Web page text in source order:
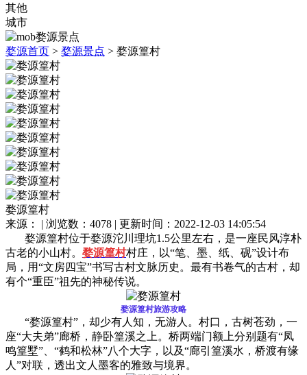
其他
城市
婺源首页 > 婺源景点 > 婺源篁村
婺源篁村
来源： | 浏览数：4078 | 更新时间：2022-12-03 14:05:54
婺源篁村位于婺源沱川理坑1.5公里左右，是一座民风淳朴
古老的小山村。 婺源篁村村庄，以“笔、墨、纸、砚”设计布
局，用“文房四宝”书写古村文脉历史。最有书卷气的古村，却
有个“重臣”祖先的神秘传说。
婺源篁村旅游攻略
“婺源篁村”，却少有人知，无游人。村口，古树苍劲，一
座“大夫弟”廊桥，静卧篁溪之上。桥两端门额上分别题有“凤
鸣篁墅”、“鹤和松林”八个大字，以及“廊引篁溪水，桥渡有缘
人”对联，透出文人墨客的雅致与境界。